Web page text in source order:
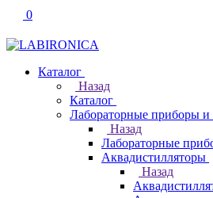
0
Каталог
Назад
Каталог
Лабораторные приборы и
Назад
Лабораторные
Аквадистилляторы
Назад